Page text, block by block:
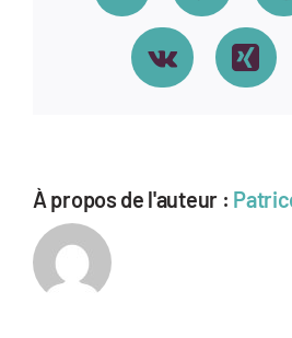
Vk
À propos de l'auteur :